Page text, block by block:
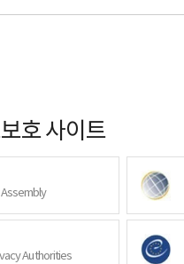
호 사이트
Authorities